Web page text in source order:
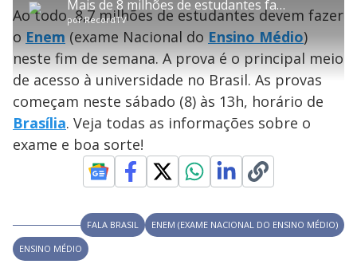
l
a
y
V
i
Mais de 8 milhões de estudantes fazem o Enem neste fim de semana
porRecordTV
t
a
r
0
e
g
n
d
s
n
ç
a
1
s
e
u
n
d
o
s
.
2
5
%
l
s
c
e
e
n
a
r
a
Ao todo, 8,7 milhões de estudantes devem fazer
o Enem (exame Nacional do Ensino Médio)
neste fim de semana. A prova é o principal meio
de acesso à universidade no Brasil. As provas
começam neste sábado (8) às 13h, horário de
Brasília. Veja todas as informações sobre o
exame e boa sorte!
FALA BRASIL
ENEM (EXAME NACIONAL DO ENSINO MÉDIO)
ENSINO MÉDIO